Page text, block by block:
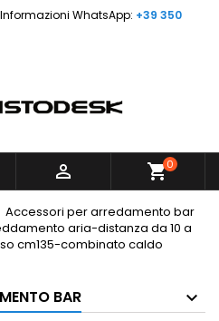
WhatsApp: +39 350
 shopping_cart0
Accessori per arredamento bar
aria-distanza da 10 a
cm135-combinato caldo
BAR